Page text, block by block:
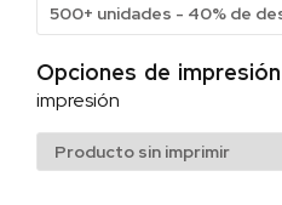
500+ unidades - 40% de
Opciones de
impresión